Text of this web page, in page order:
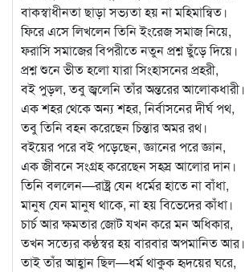
বাকস্বাধীনতা ছাড়া সভ্যতা হয় না মহিমান্বিত।
ফিরে এসে লিখলেন তিনি ইংরেজ সমাজ নিয়ে,
ফরাসি সমাজের বিপরীতে নতুন প্রশ্ন ছুঁড়ে দিয়ে।
প্রশ্ন শুনে ভীত হলো যারা সিংহাসনের প্রহরী,
বই পুড়ল, তবু জ্বলেনি তাঁর অন্তরের আলোকধারী।
এক শহর থেকে অন্য শহর, নির্বাসনের দীর্ঘ পথ,
তবু তিনি বহন করেছেন চিন্তার অমর রথ।
বইয়ের পরে বই পড়েছেন, জ্ঞানের পরে জ্ঞান,
এক জীবনে সংগ্রহ করেছেন সহস্র আলোর দান।
তিনি বললেন—রাষ্ট্র যেন ধর্মের হাতে না বাঁধা,
মানুষ যেন মানুষ থাকে, না হয় বিভেদের কাঁধা।
চার্চ আর ক্ষমতার জোট যখন করে মন অধিকার,
তখন সত্যের কণ্ঠস্বর হয় বারবার অপমানিত আর।
তাই তাঁর আহ্বান ছিল—ধর্ম থাকুক হৃদয়ের ঘরে,